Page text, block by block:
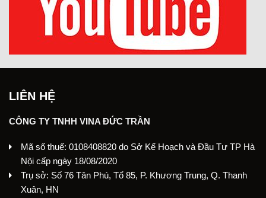
LIÊN HỆ
CÔNG TY TNHH VINA ĐỨC TRẦN
Mã số thuế: 0108408820 do Sở Kế Hoạch và Đầu Tư TP Hà
Nội cấp ngày 18/08/2020
Trụ sở: Số 76 Tân Phú, Tổ 85, P. Khương Trung, Q. Thanh
Xuân, HN